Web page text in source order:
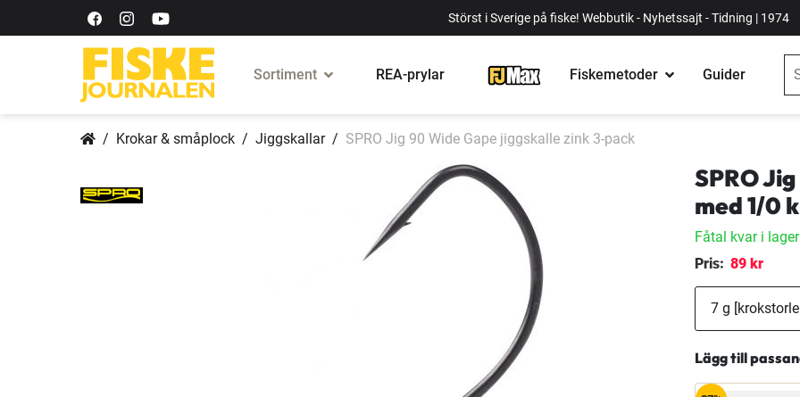
Störst i Sverige på fiske! Webbutik - Nyhetssajt - Tidning | 1974
Sortiment REA-prylar Fiskemetoder Guider
Krokar & småplock Jiggskallar SPRO Jig 90 Wide Gape jiggskalle zink 3-pack
SPRO
med 1/0
Fåtal kvar i lager
Pris: 89 kr
Lägg till